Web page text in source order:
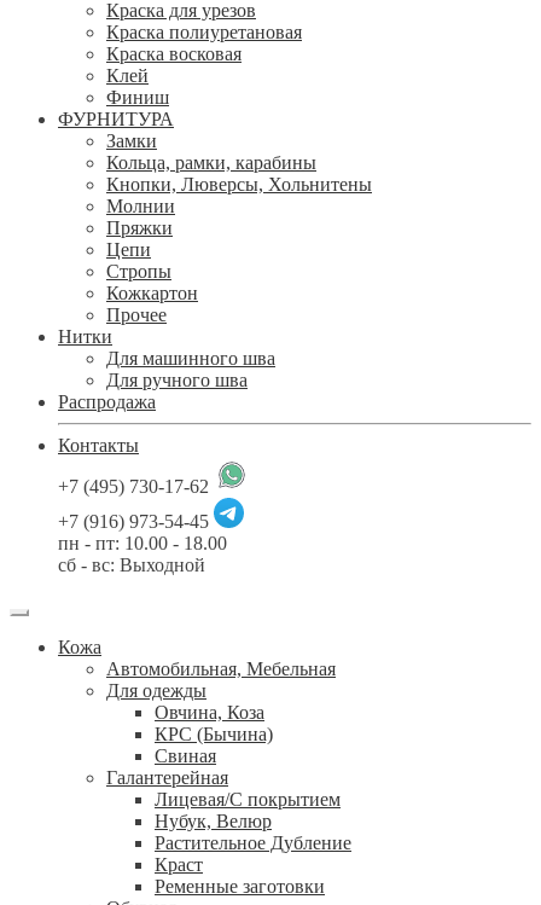
Краска для урезов
Краска полиуретановая
Краска восковая
Клей
Финиш
ФУРНИТУРА
Замки
Кольца, рамки, карабины
Кнопки, Люверсы, Хольнитены
Молнии
Пряжки
Цепи
Стропы
Кожкартон
Прочее
Нитки
Для машинного шва
Для ручного шва
Распродажа
Контакты
+7 (495) 730-17-62
+7 (916) 973-54-45
пн - пт: 10.00 - 18.00
сб - вс: Выходной
Кожа
Автомобильная, Мебельная
Для одежды
Овчина, Коза
КРС (Бычина)
Свиная
Галантерейная
Лицевая/С покрытием
Нубук, Велюр
Растительное Дубление
Краст
Ременные заготовки